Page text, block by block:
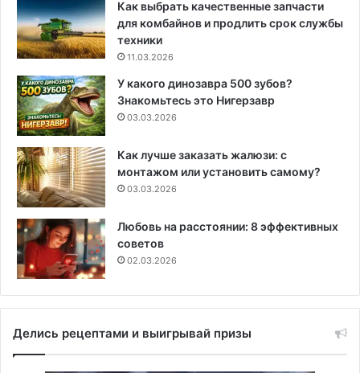
Как выбрать качественные запчасти
для комбайнов и продлить срок службы
техники
11.03.2026
У какого динозавра 500 зубов?
Знакомьтесь это Нигерзавр
03.03.2026
Как лучше заказать жалюзи: с
монтажом или установить самому?
03.03.2026
Любовь на расстоянии: 8 эффективных
советов
02.03.2026
Делись рецептами и выигрывай призы